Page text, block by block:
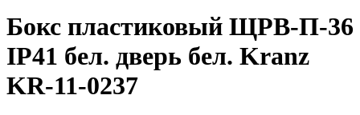
Бокс пластиковый ЩРВ-П-36
IP41 бел. дверь бел. Kranz
KR-11-0237